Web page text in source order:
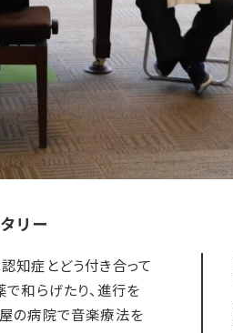
リー
知症とどう付き合って
和らげたり、進行を
の病院で音楽療法を